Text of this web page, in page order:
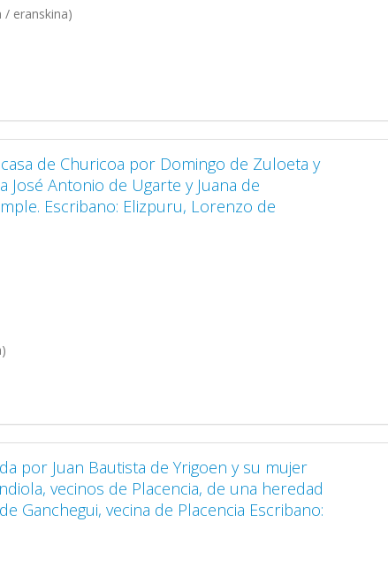
/ eranskina)
de Churicoa por Domingo de Zuloeta y
José Antonio de Ugarte y Juana de
Escribano: Elizpuru, Lorenzo de
por Juan Bautista de Yrigoen y su mujer
vecinos de Placencia, de una heredad
Ganchegui, vecina de Placencia Escribano: